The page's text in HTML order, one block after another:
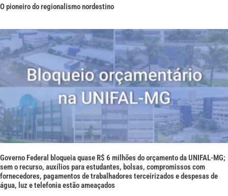
O pioneiro do regionalismo nordestino
Governo Federal bloqueia quase R$ 6 milhões do orçamento da UNIFAL-MG;
sem o recurso, auxílios para estudantes, bolsas, compromissos com
fornecedores, pagamentos de trabalhadores terceirizados e despesas de
água, luz e telefonia estão ameaçados